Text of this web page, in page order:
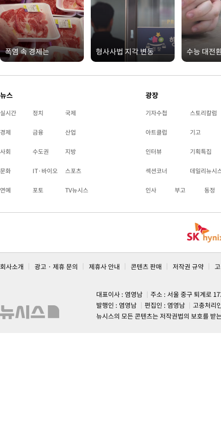
폭염 속 경제는 형사사법 지각 변동 수능 대전
뉴스
실시간 정치 국제
경제 금융 산업
사회 수도권 지방
문화 IT·바이오 스포츠
연예 포토 TV뉴시스
광장
기자수첩 스토리칼럼
아트클럽 기고
인터뷰 기획특집
섹션코너 데일리뉴시
인사 부고 동정
회사소개 광고 · 제휴 문의 제휴사 안내 콘텐츠 판매 저작권 규약
대표이사 : 염영남
주소 : 서울 중구 퇴계로
발행인 : 염영남
편집인 : 염영남
고충처리
뉴시스의 모든 콘텐츠는 저작권법의 보호를